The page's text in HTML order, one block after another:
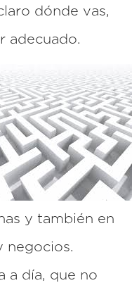
dónde vas,
adecuado.
y también en
negocios.
a día, que no